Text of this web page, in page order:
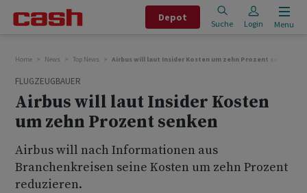
Depot
Suche Login Menu
Home News Top News Airbus will laut Insider Kosten um zehn Prozent senken
FLUGZEUGBAUER
Airbus will laut Insider Kosten
um zehn Prozent senken
Airbus will nach Informationen aus
Branchenkreisen seine Kosten um zehn ‌Prozent
⁠reduzieren.